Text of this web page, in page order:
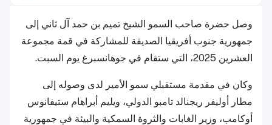
وصل حضرة صاحب السمو الشيخ تميم بن حمد آل ثاني إلى
جمهورية جنوب أفريقيا الصديقة للمشاركة في قمة مجموعة
العشرين 2025، التي ستقام في جوهانسبرغ يوم السبت.
وكان في مقدمة مستقبلي سمو الأمير لدى وصوله إلى
مطار أوليفر ريجنالد تامبو الدولي، ويليم أبراهام ستيفانوس
أوكامب، وزير الغابات والثروة السمكية والبيئة في جمهورية